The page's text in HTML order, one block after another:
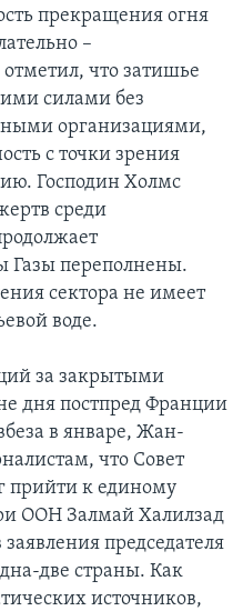
прекращения огня
–
что затишье
силами без
организациями,
с точки зрения
Господин Холмс
среди
Газы переполнены.
сектора не имеет
воде.
за закрытыми
дня постпред Франции
в январе, Жан-
что Совет
прийти к единому
ООН Залмай Халилзад
председателя
две страны. Как
источников,